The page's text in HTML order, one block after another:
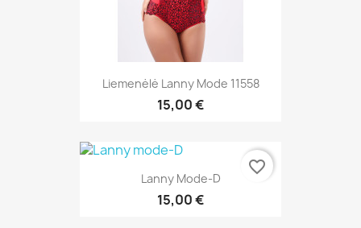
Liemenėlė Lanny Mode 11558
15,00 €
Lanny Mode-D
15,00 €
favorite_border